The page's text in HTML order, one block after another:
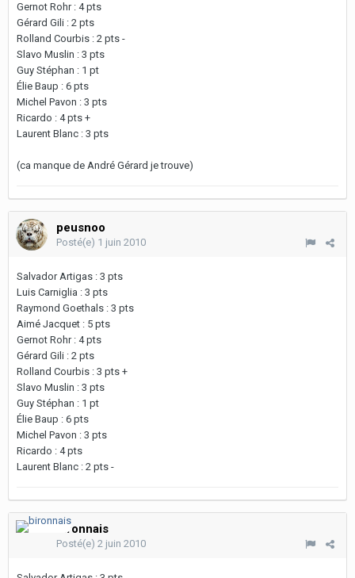
Gernot Rohr : 4 pts
Gérard Gili : 2 pts
Rolland Courbis : 2 pts -
Slavo Muslin : 3 pts
Guy Stéphan : 1 pt
Élie Baup : 6 pts
Michel Pavon : 3 pts
Ricardo : 4 pts +
Laurent Blanc : 3 pts
(ca manque de André Gérard je trouve)
peusnoo
Posté(e) 1 juin 2010
Salvador Artigas : 3 pts
Luis Carniglia : 3 pts
Raymond Goethals : 3 pts
Aimé Jacquet : 5 pts
Gernot Rohr : 4 pts
Gérard Gili : 2 pts
Rolland Courbis : 3 pts +
Slavo Muslin : 3 pts
Guy Stéphan : 1 pt
Élie Baup : 6 pts
Michel Pavon : 3 pts
Ricardo : 4 pts
Laurent Blanc : 2 pts -
bironnais
Posté(e) 2 juin 2010